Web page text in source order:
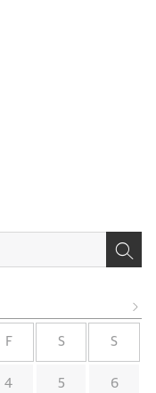
F S S
4 5 6